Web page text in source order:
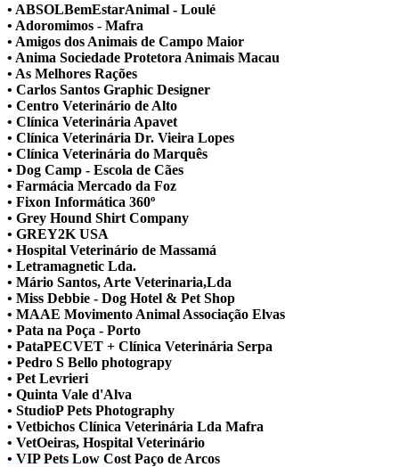
• ABSOLBemEstarAnimal - Loulé
• Adoromimos - Mafra
• Amigos dos Animais de Campo Maior
• Anima Sociedade Protetora Animais Macau
• As Melhores Rações
• Carlos Santos Graphic Designer
• Centro Veterinário de Alto
• Clínica Veterinária Apavet
• Clínica Veterinária Dr. Vieira Lopes
• Clínica Veterinária do Marquês
• Dog Camp - Escola de Cães
• Farmácia Mercado da Foz
• Fixon Informática 360º
• Grey Hound Shirt Company
• GREY2K USA
• Hospital Veterinário de Massamá
• Letramagnetic Lda.
• Mário Santos, Arte Veterinaria,Lda
• Miss Debbie - Dog Hotel & Pet Shop
• MAAE Movimento Animal Associação Elvas
• Pata na Poça - Porto
• PataPECVET + Clínica Veterinária Serpa
• Pedro S Bello photograpy
• Pet Levrieri
• Quinta Vale d'Alva
• StudioP Pets Photography
• Vetbichos Clínica Veterinária Lda Mafra
• VetOeiras, Hospital Veterinário
• VIP Pets Low Cost Paço de Arcos